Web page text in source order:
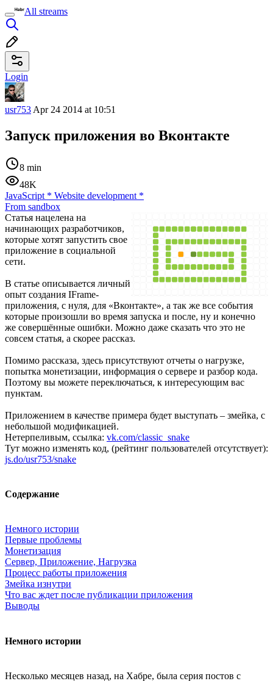
All streams
Login
usr753 Apr 24 2014 at 10:51
Запуск приложения во Вконтакте
8 min
48K
JavaScript * Website development *
From sandbox
Статья нацелена на
начинающих разработчиков,
которые хотят запустить свое
приложение в социальной
сети.
В статье описывается личный
опыт создания IFrame-
приложения, с нуля, для «Вконтакте», а так же все события
которые произошли во время запуска и после, ну и конечно
же совершённые ошибки. Можно даже сказать что это не
совсем статья, а скорее рассказ.
Помимо рассказа, здесь присутствуют отчеты о нагрузке,
попытка монетизации, информация о сервере и разбор кода.
Поэтому вы можете переключаться, к интересующим вас
пунктам.
Приложением в качестве примера будет выступать – змейка, с
небольшой модификацией.
Нетерпеливым, ссылка: vk.com/classic_snake
Тут можно изменять код, (рейтинг пользователей отсутствует):
js.do/usr753/snake
Содержание
Немного истории
Первые проблемы
Монетизация
Сервер, Приложение, Нагрузка
Процесс работы приложения
Змейка изнутри
Что вас ждет после публикации приложения
Выводы
Немного истории
Несколько месяцев назад, на Хабре, была серия постов с